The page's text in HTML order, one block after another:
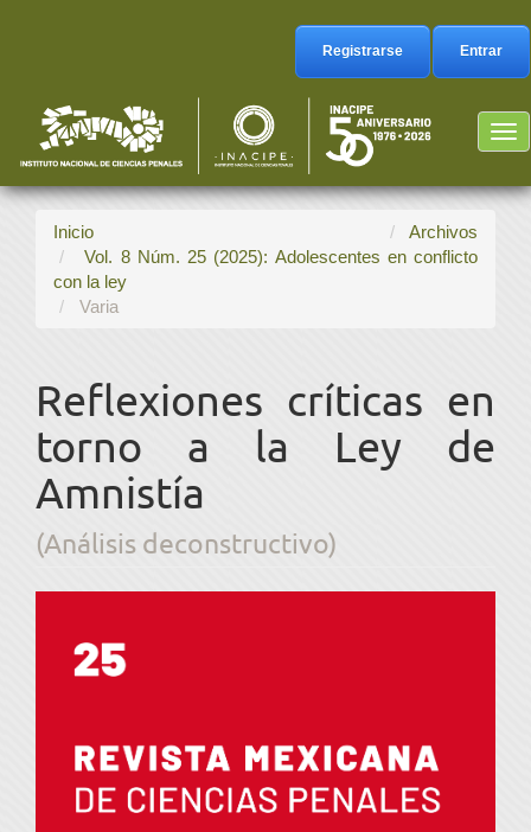
Barra
lateral
Registrarse Entrar
Inicio
Archivos
Vol. 8 Núm. 25 (2025): Adolescentes en conflicto
con la ley
Varia
Reflexiones críticas en
torno a la Ley de
Amnistía
(Análisis deconstructivo)
lateral
del